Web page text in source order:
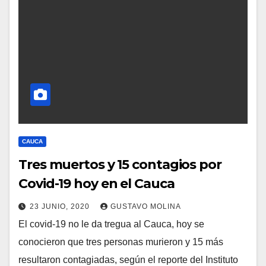
CAUCA
Tres muertos y 15 contagios por
Covid-19 hoy en el Cauca
23 JUNIO, 2020 GUSTAVO MOLINA
El covid-19 no le da tregua al Cauca, hoy se
conocieron que tres personas murieron y 15 más
resultaron contagiadas, según el reporte del Instituto